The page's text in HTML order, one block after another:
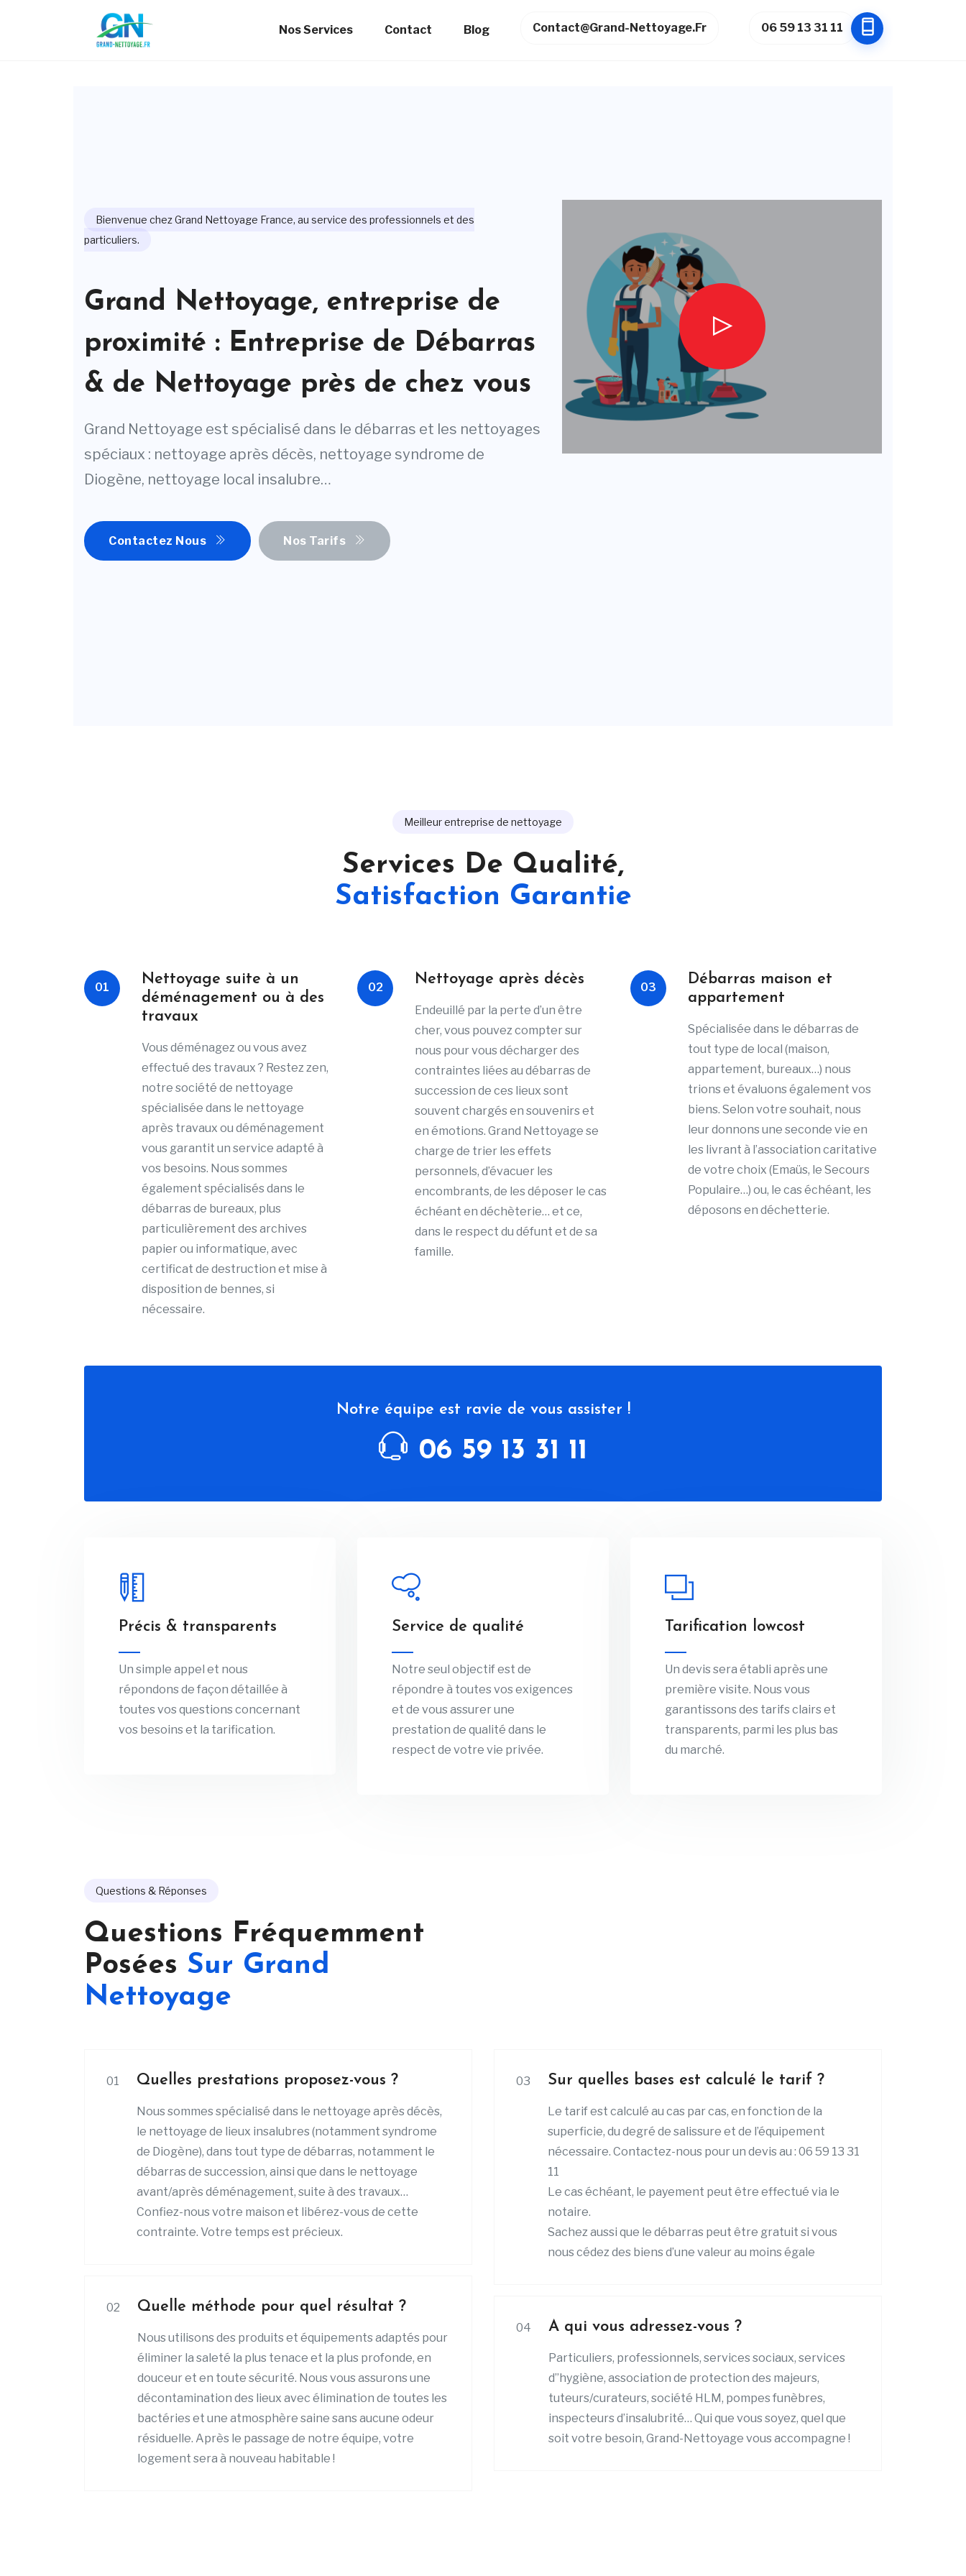
Nos Services Contact Blog Contact@grand-Nettoyage.fr 06 59 13 31 11
Bienvenue chez Grand Nettoyage France, au service des professionnels et des
particuliers.
Grand Nettoyage, entreprise de
proximité : Entreprise de Débarras
& de Nettoyage près de chez vous
Grand Nettoyage est spécialisé dans le débarras et les nettoyages
spéciaux : nettoyage après décès, nettoyage syndrome de
Diogène, nettoyage local insalubre…
Contactez Nous Nos Tarifs
Meilleur entreprise de nettoyage
Services De Qualité,
Satisfaction Garantie
01
Nettoyage suite à un
déménagement ou à des
travaux
Vous déménagez ou vous avez
effectué des travaux ? Restez zen,
notre société de nettoyage
spécialisée dans le nettoyage
après travaux ou déménagement
vous garantit un service adapté à
vos besoins. Nous sommes
également spécialisés dans le
débarras de bureaux, plus
particulièrement des archives
papier ou informatique, avec
certificat de destruction et mise à
disposition de bennes, si
nécessaire.
02 Nettoyage après décès
Endeuillé par la perte d’un être
cher, vous pouvez compter sur
nous pour vous décharger des
contraintes liées au débarras de
succession de ces lieux sont
souvent chargés en souvenirs et
en émotions. Grand Nettoyage se
charge de trier les effets
personnels, d’évacuer les
encombrants, de les déposer le cas
échéant en déchèterie… et ce,
dans le respect du défunt et de sa
famille.
03
Débarras maison et
appartement
Spécialisée dans le débarras de
tout type de local (maison,
appartement, bureaux…) nous
trions et évaluons également vos
biens. Selon votre souhait, nous
leur donnons une seconde vie en
les livrant à l’association caritative
de votre choix (Emaüs, le Secours
Populaire…) ou, le cas échéant, les
déposons en déchetterie.
Notre équipe est ravie de vous assister !
06 59 13 31 11
Précis & transparents
Un simple appel et nous
répondons de façon détaillée à
toutes vos questions concernant
vos besoins et la tarification.
Service de qualité
Notre seul objectif est de
répondre à toutes vos exigences
et de vous assurer une
prestation de qualité dans le
respect de votre vie privée.
Tarification lowcost
Un devis sera établi après une
première visite. Nous vous
garantissons des tarifs clairs et
transparents, parmi les plus bas
du marché.
Questions & Réponses
Questions Fréquemment
Posées Sur Grand
Nettoyage
01 Quelles prestations proposez-vous ?
Nous sommes spécialisé dans le nettoyage après décès,
le nettoyage de lieux insalubres (notamment syndrome
de Diogène), dans tout type de débarras, notamment le
débarras de succession, ainsi que dans le nettoyage
avant/après déménagement, suite à des travaux…
Confiez-nous votre maison et libérez-vous de cette
contrainte. Votre temps est précieux.
02 Quelle méthode pour quel résultat ?
Nous utilisons des produits et équipements adaptés pour
éliminer la saleté la plus tenace et la plus profonde, en
douceur et en toute sécurité. Nous vous assurons une
décontamination des lieux avec élimination de toutes les
bactéries et une atmosphère saine sans aucune odeur
résiduelle. Après le passage de notre équipe, votre
logement sera à nouveau habitable !
03 Sur quelles bases est calculé le tarif ?
Le tarif est calculé au cas par cas, en fonction de la
superficie, du degré de salissure et de l’équipement
nécessaire. Contactez-nous pour un devis au : 06 59 13 31
11
Le cas échéant, le payement peut être effectué via le
notaire.
Sachez aussi que le débarras peut être gratuit si vous
nous cédez des biens d’une valeur au moins égale
04 A qui vous adressez-vous ?
Particuliers, professionnels, services sociaux, services
d’’hygiène, association de protection des majeurs,
tuteurs/curateurs, société HLM, pompes funèbres,
inspecteurs d’insalubrité… Qui que vous soyez, quel que
soit votre besoin, Grand-Nettoyage vous accompagne !